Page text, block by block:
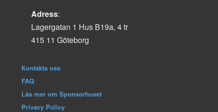
Adress:
Lagergatan 1 Hus B19a, 4 tr
415 11 Göteborg
Kontakta oss
FAQ
Läs mer om Sponsorhuset
Privacy Policy